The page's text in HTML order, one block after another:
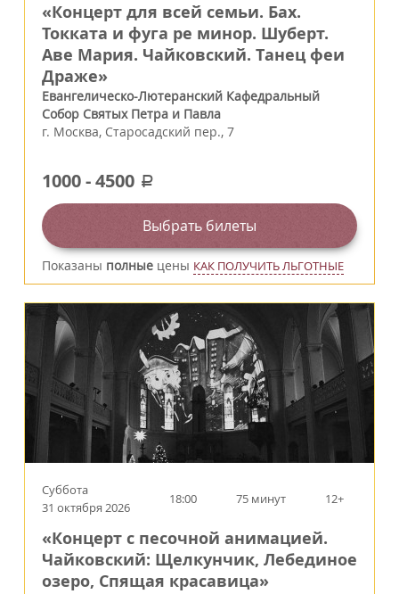
«Концерт для всей семьи. Бах.
Токката и фуга ре минор. Шуберт.
Аве Мария. Чайковский. Танец феи
Драже»
Евангелическо-Лютеранский Кафедральный
Собор Святых Петра и Павла
г. Москва, Старосадский пер., 7
1000-4500 a
Выбрать билеты
Показаны полные цены КАК ПОЛУЧИТЬ ЛЬГОТНЫЕ
Суббота
31 октября 2026
18:00 75 минут 12+
«Концерт с песочной анимацией.
Чайковский: Щелкунчик, Лебединое
озеро, Спящая красавица»